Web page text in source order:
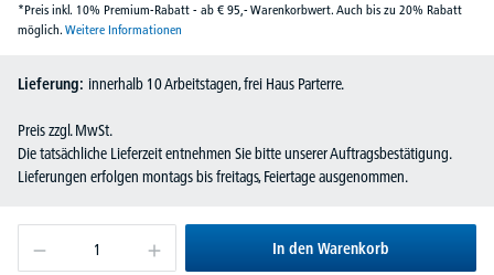
*Preis inkl. 10% Premium-Rabatt - ab € 95,- Warenkorbwert. Auch bis zu 20% Rabatt
möglich. Weitere Informationen
Lieferung: innerhalb 10 Arbeitstagen, frei Haus Parterre.
Preis zzgl. MwSt.
Die tatsächliche Lieferzeit entnehmen Sie bitte unserer Auftragsbestätigung.
Lieferungen erfolgen montags bis freitags, Feiertage ausgenommen.
In den Warenkorb